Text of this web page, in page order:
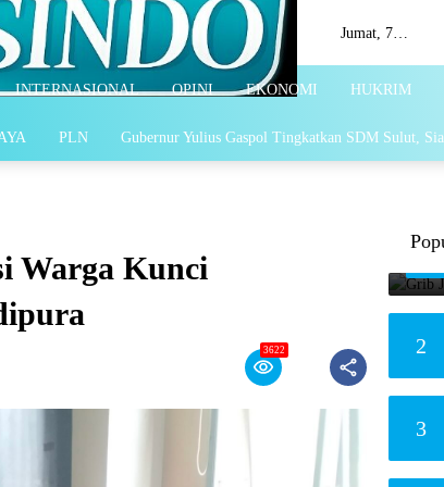
Jumat, 7
INTERNASIONAL OPINI EKONOMI HUKRIM
PLN Gubernur Yulius Gaspol Tingkatkan SDM Sulut,
Warga Kunci
3622
1
2
3